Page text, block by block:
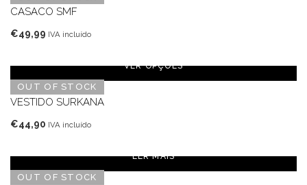
€49,99.€34,99.
CASACO SMF
€49,99 IVA incluído
OUT OF STOCK
VER OPÇÕES
VESTIDO SURKANA
€44,90 IVA incluído
OUT OF STOCK
LER MAIS